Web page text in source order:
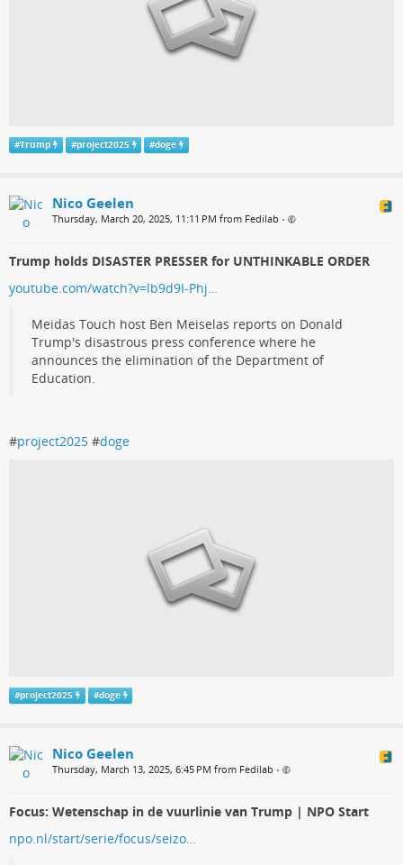
#Trump #project2025 #doge
Nico Geelen
Thursday, March 20, 2025, 11:11 PM from Fedilab •
Trump holds DISASTER PRESSER for UNTHINKABLE ORDER
youtube.com/watch?v=lb9d9I-Phj…
Meidas Touch host Ben Meiselas reports on Donald
Trump's disastrous press conference where he
announces the elimination of the Department of
Education.
#project2025 #doge
#project2025 #doge
Nico Geelen
Thursday, March 13, 2025, 6:45 PM from Fedilab •
Focus: Wetenschap in de vuurlinie van Trump | NPO Start
npo.nl/start/serie/focus/seizo…